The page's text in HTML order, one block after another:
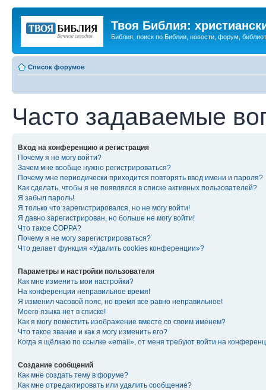
Твоя Библия:
Библия, поиск по Библии, новости, форум,
Список форумов
Часто задаваемые
Вход на конференцию и регистрация
Почему я не могу войти?
Зачем мне вообще нужно регистрироваться?
Почему мне периодически приходится повторять ввод имени и пароля?
Как сделать, чтобы я не появлялся в списке активных пользователей?
Я забыл пароль!
Я только что зарегистрировался, но не могу войти!
Я давно зарегистрирован, но больше не могу войти!
Что такое COPPA?
Почему я не могу зарегистрироваться?
Что делает функция «Удалить cookies конференции»?
Параметры и настройки пользователя
Как мне изменить мои настройки?
На конференции неправильное время!
Я изменил часовой пояс, но время всё равно неправильное!
Моего языка нет в списке!
Как я могу поместить изображение вместе со своим именем?
Что такое звание и как я могу изменить его?
Когда я щёлкаю по ссылке «email», от меня требуют войти на
Создание сообщений
Как мне создать тему в форуме?
Как мне отредактировать или удалить сообщение?